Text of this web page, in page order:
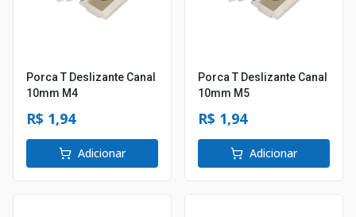
Porca T Deslizante Canal
10mm M4
R$ 1,94
Adicionar
Porca T Deslizante Canal
10mm M5
R$ 1,94
Adicionar